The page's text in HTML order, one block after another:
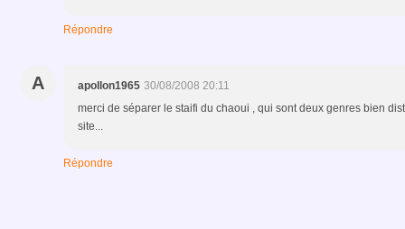
Répondre
A apollon1965 30/08/2008 20:11
merci de séparer le staifi du chaoui , qui sont deux genres bien
site...
Répondre